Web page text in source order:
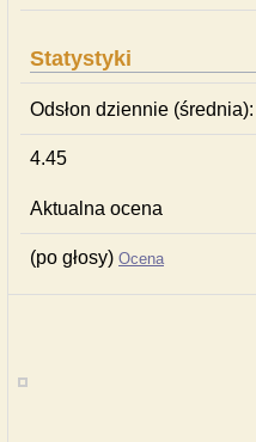
Statystyki
Odsłon dziennie (średnia):
4.45
Aktualna ocena
(po głosy) Ocena